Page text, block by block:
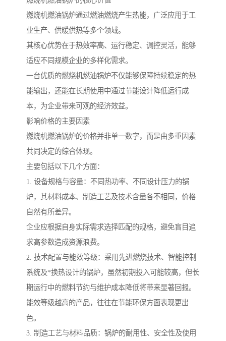
燃烧机燃油锅炉通过燃油燃烧产生热能，广泛应用于工
业生产、供暖供热等多个领域。
其核心优势在于热效率高、运行稳定、调控灵活，能够
适应不同规模企业的多样化需求。
一台优质的燃烧机燃油锅炉不仅能够保障持续稳定的热
能输出，还能在长期使用中通过节能设计降低运行成
本，为企业带来可观的经济效益。
影响价格的主要因素
燃烧机燃油锅炉的价格并非单一数字，而是由多重因素
共同决定的综合体现。
主要包括以下几个方面：
1. 设备规格与容量：不同热功率、不同设计压力的锅
炉，其材料成本、制造工艺及技术含量各不相同，价格
自然有所差异。
企业应根据自身实际需求选择匹配的规格，避免盲目追
求高参数造成资源浪费。
2. 技术配置与能效等级：采用先进燃烧技术、智能控制
系统及*换热设计的锅炉，虽然初期投入可能较高，但长
期运行中的燃料节约与维护成本降低将带来显著回报。
能效等级越高的产品，往往在节能环保方面表现更出
色。
3. 制造工艺与材料品质：锅炉的耐用性、安全性及使用